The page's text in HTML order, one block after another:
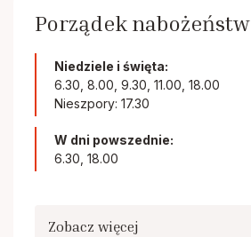
Porządek nabożeństw
Niedziele i święta:
6.30, 8.00, 9.30, 11.00, 18.00
Nieszpory: 17.30
W dni powszednie:
6.30, 18.00
Zobacz więcej